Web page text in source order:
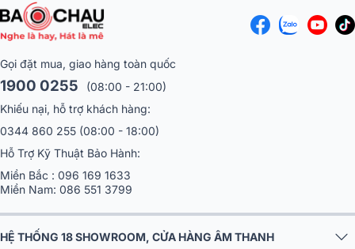
Gọi đặt mua, giao hàng toàn quốc
1900 0255
(08:00 - 21:00)
Khiếu nại, hỗ trợ khách hàng:
0344 860 255 (08:00 - 18:00)
Hỗ Trợ Kỹ Thuật Bảo Hành:
Miền Bắc : 096 169 1633
Miền Nam: 086 551 3799
HỆ THỐNG 18 SHOWROOM, CỬA HÀNG ÂM THANH